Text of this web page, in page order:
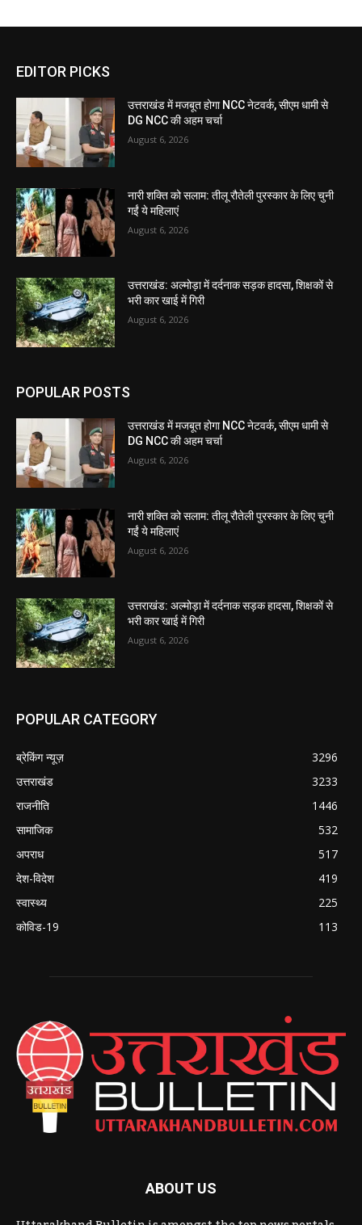
EDITOR PICKS
उत्तराखंड में मजबूत होगा NCC नेटवर्क, सीएम धामी से
DG NCC की अहम चर्चा
August 6, 2026
नारी शक्ति को सलाम: तीलू रौतेली पुरस्कार के लिए चुनी
गईं ये महिलाएं
August 6, 2026
उत्तराखंड: अल्मोड़ा में दर्दनाक सड़क हादसा, शिक्षकों से
भरी कार खाई में गिरी
August 6, 2026
POPULAR POSTS
उत्तराखंड में मजबूत होगा NCC नेटवर्क, सीएम धामी से
DG NCC की अहम चर्चा
August 6, 2026
नारी शक्ति को सलाम: तीलू रौतेली पुरस्कार के लिए चुनी
गईं ये महिलाएं
August 6, 2026
उत्तराखंड: अल्मोड़ा में दर्दनाक सड़क हादसा, शिक्षकों से
भरी कार खाई में गिरी
August 6, 2026
POPULAR CATEGORY
ब्रेकिंग न्यूज़
3296
उत्तराखंड
3233
राजनीति
1446
सामाजिक
532
अपराध
517
देश-विदेश
419
स्वास्थ्य
225
कोविड-19
113
ABOUT US